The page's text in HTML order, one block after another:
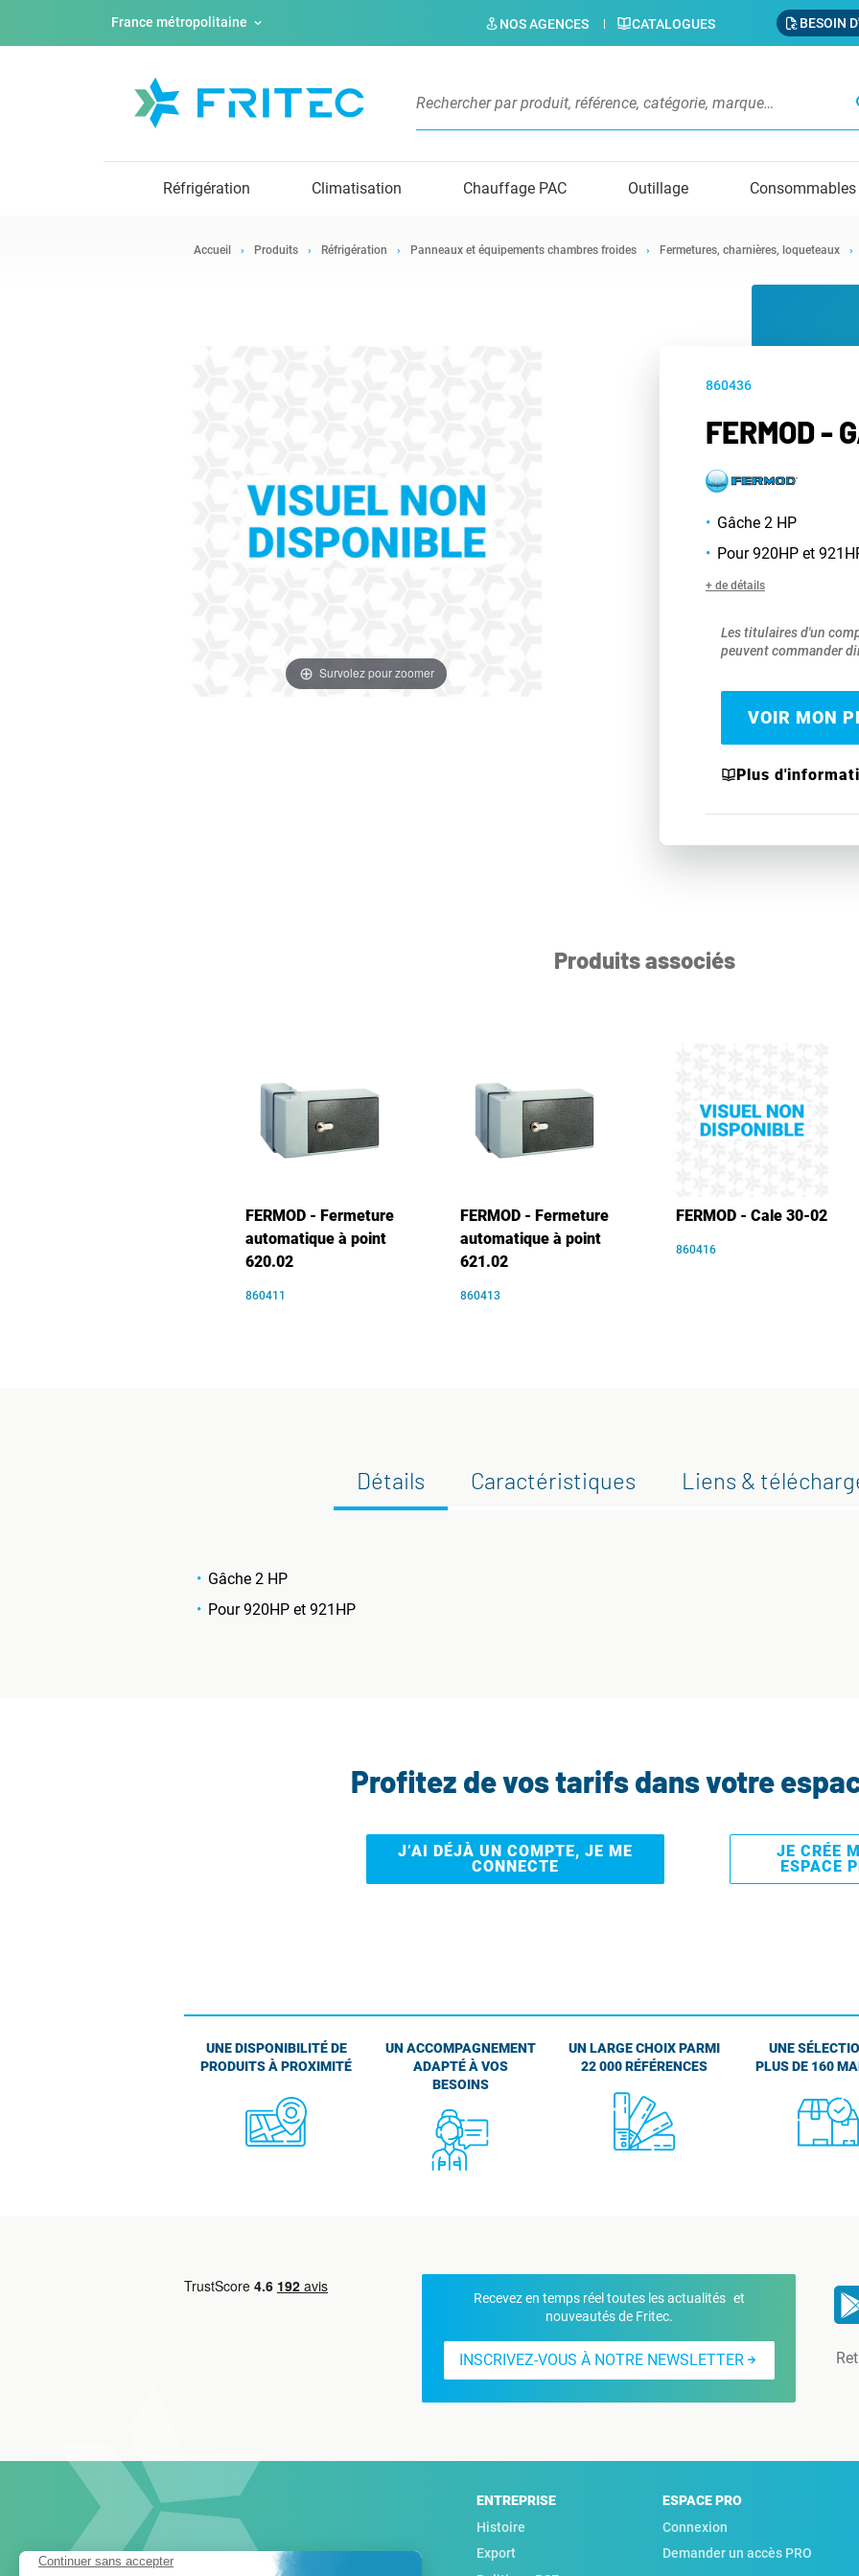
France métropolitaine NOS AGENCES CATALOGUES BESOIN
Réfrigération Climatisation Chauffage PAC Outillage Consommables
Accueil Produits Réfrigération Panneaux et équipements chambres froides Fermetures, charnières, loqueteaux
Survolez pour zoomer
860436
FERMOD -
Gâche 2 HP
Pour 920HP et
+ de détails
Les titulaires d'un
peuvent commander
VOIR MON
Plus
Produits associés
FERMOD - Fermeture
automatique à point
620.02
860411
FERMOD - Fermeture
automatique à point
621.02
860413
FERMOD - Cale 30-02
860416
Détails Caractéristiques Liens &
Gâche 2 HP
Pour 920HP et 921HP
Profitez de vos tarifs dans votre
J’AI DÉJÀ UN COMPTE, JE ME
CONNECTE
JE CRÉE
ESPACE
UNE DISPONIBILITÉ DE
PRODUITS À PROXIMITÉ
UN ACCOMPAGNEMENT
ADAPTÉ À VOS
BESOINS
UN LARGE CHOIX PARMI
22 000 RÉFÉRENCES
UNE
PLUS DE 160
Recevez en temps réel toutes les actualités et
nouveautés de Fritec.
INSCRIVEZ-VOUS À NOTRE NEWSLETTER
ENTREPRISE
Histoire
Export
ESPACE PRO
Connexion
Demander un accès PRO